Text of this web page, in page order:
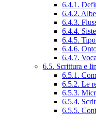
6.4.1.
6.4.2.
6.4.3.
6.4.4.
6.4.5.
6.4.6.
6.4.7.
6.5. Scrittura e
6.5.1.
6.5.2. Le
6.5.3.
6.5.4.
6.5.5.